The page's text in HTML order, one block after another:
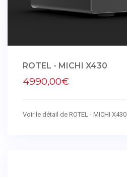
ROTEL - MICHI X430
4990,00€
Voir le détail de ROTEL - MICHI X430